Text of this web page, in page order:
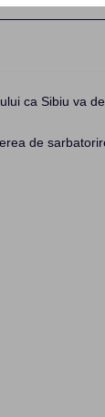
ca Sibiu va
de